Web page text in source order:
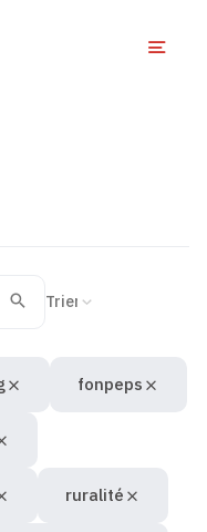
Valider
fonpeps
ruralité